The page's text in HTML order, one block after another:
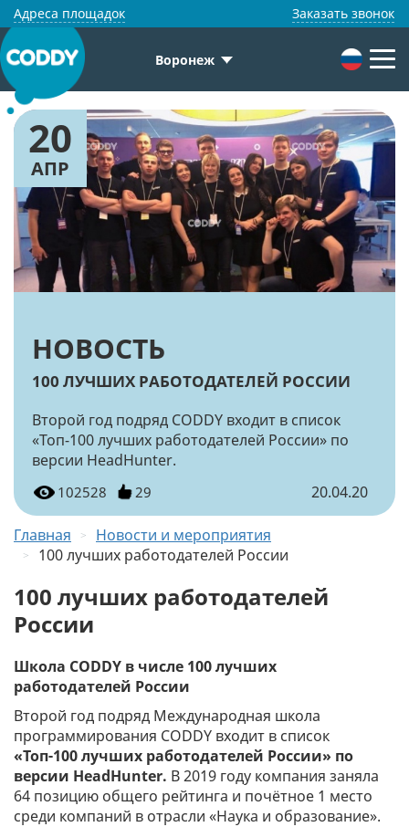
Адреса площадок Заказать звонок
Воронеж
20
АПР
102528 29 20.04.20
НОВОСТЬ
100 ЛУЧШИХ РАБОТОДАТЕЛЕЙ РОССИИ
Второй год подряд CODDY входит в список
«Топ-100 лучших работодателей России» по
версии HeadHunter.
Главная
Новости и мероприятия
100 лучших работодателей России
100 лучших работодателей
России
Школа CODDY в числе 100 лучших
работодателей России
Второй год подряд Международная школа
программирования CODDY входит в список
«Топ-100 лучших работодателей России» по
версии HeadHunter. В 2019 году компания заняла
64 позицию общего рейтинга и почётное 1 место
среди компаний в отрасли «Наука и образование».